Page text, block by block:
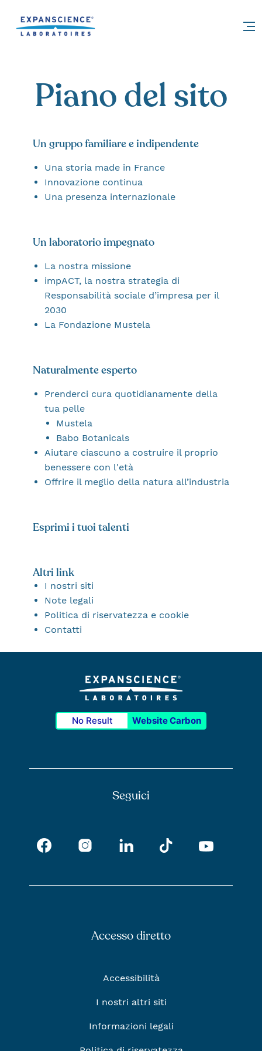
Piano del sito
Un gruppo familiare e indipendente
Una storia made in France
Innovazione continua
Una presenza internazionale
Un laboratorio impegnato
La nostra missione
impACT, la nostra strategia di
Responsabilità sociale d’impresa per il
2030
La Fondazione Mustela
Naturalmente esperto
Prenderci cura quotidianamente della
tua pelle
Mustela
Babo Botanicals
Aiutare ciascuno a costruire il proprio
benessere con l'età
Offrire il meglio della natura all’industria
Esprimi i tuoi talenti
Altri link
I nostri siti
Note legali
Politica di riservatezza e cookie
Contatti
No Result Website Carbon
Seguici
Facebook Instagram LinkedIn Tik Tok
Accesso diretto
Accessibilità
I nostri altri siti
Informazioni legali